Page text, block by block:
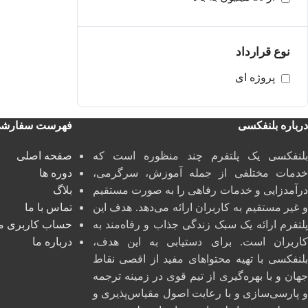
نوع قرارداد
پروژه ای
درباره بلنفکسی
بلنفکسی یک پلتفرم چند منظوره است که
خدمات مختلفی از جمله آموزش، سرگرمی،
درآمدزایی و خدمات رفاهی را به صورت مستقیم
و غیر مستقیم به کاربران ارائه می‌دهد. هدف این
پلتفرم ارائه یک سبک زندگی جذاب و رفاه‌مند به
کاربران است. برای دستیابی به این هدف،
بلنفکسی با تهیه محتواهای مفید از اقصی نقاط
جهان و با بهره‌گیری از تیم قوی در زمینه ترجمه
و پارسی‌سازی و با رعایت اصول مقیاس‌پذیری و
فهرست
صفحه اصلی
دوره ها
بلاگ
تماس با ما
حساب کاربری
درباره ما